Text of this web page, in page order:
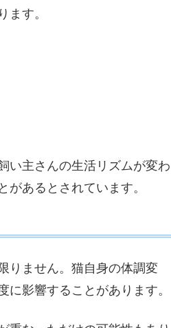
ます。
い主さんの生活リズムが変わ
あるとされています。
りません。猫自身の体調変
影響することがあります。